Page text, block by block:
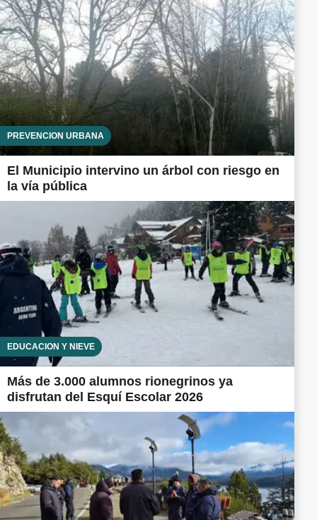
PREVENCIÓN URBANA
El Municipio intervino un árbol con riesgo en
la vía pública
EDUCACIÓN Y NIEVE
Más de 3.000 alumnos rionegrinos ya
disfrutan del Esquí Escolar 2026